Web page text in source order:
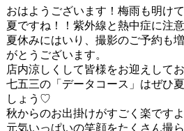
おはようございます！梅雨も明け
夏ですね！！紫外線と熱中症に注意
夏休みにはいり、撮影のご予約も
がとうございます。
店内涼しくして皆様をお迎えして
七五三の「データコース」はぜひ
しょう♡
秋からのお出掛けがすごく楽です
元気いっぱいの笑顔をたくさん撮